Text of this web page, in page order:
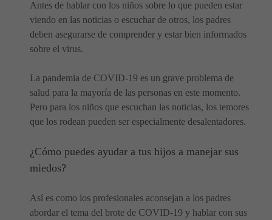
Antes de hablar con los niños sobre lo que pueden estar
viendo en las noticias o escuchar de otros, los padres
deben asegurarse de comprender y estar bien informados
sobre el virus.
La pandemia de COVID-19 es un grave problema de
salud para la mayoría de las personas en este momento.
Pero para los niños que escuchan las noticias, los temores
que los rodean pueden ser especialmente desalentadores.
¿Cómo puedes ayudar a tus hijos a manejar sus
miedos?
Así es como los profesionales aconsejan a los padres
abordar el tema del brote de COVID-19 y hablar con sus